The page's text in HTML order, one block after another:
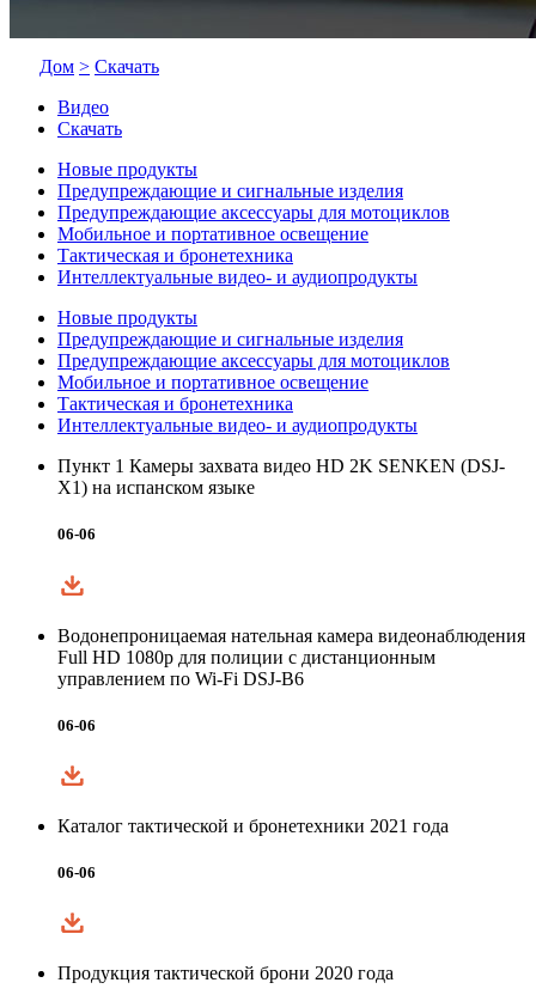
Дом > Скачать
Видео
Скачать
Новые продукты
Предупреждающие и сигнальные изделия
Предупреждающие аксессуары для мотоциклов
Мобильное и портативное освещение
Тактическая и бронетехника
Интеллектуальные видео- и аудиопродукты
Новые продукты
Предупреждающие и сигнальные изделия
Предупреждающие аксессуары для мотоциклов
Мобильное и портативное освещение
Тактическая и бронетехника
Интеллектуальные видео- и аудиопродукты
Пункт 1 Камеры захвата видео HD 2K SENKEN (DSJ-
X1) на испанском языке
06-06
Водонепроницаемая нательная камера видеонаблюдения
Full HD 1080p для полиции с дистанционным
управлением по Wi-Fi DSJ-B6
06-06
Каталог тактической и бронетехники 2021 года
06-06
Продукция тактической брони 2020 года